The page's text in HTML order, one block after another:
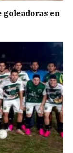
goleadoras en